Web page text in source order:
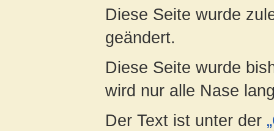
Diese Seite wurde
geändert.
Diese Seite wurde
wird nur alle Nase
Der Text ist unter der